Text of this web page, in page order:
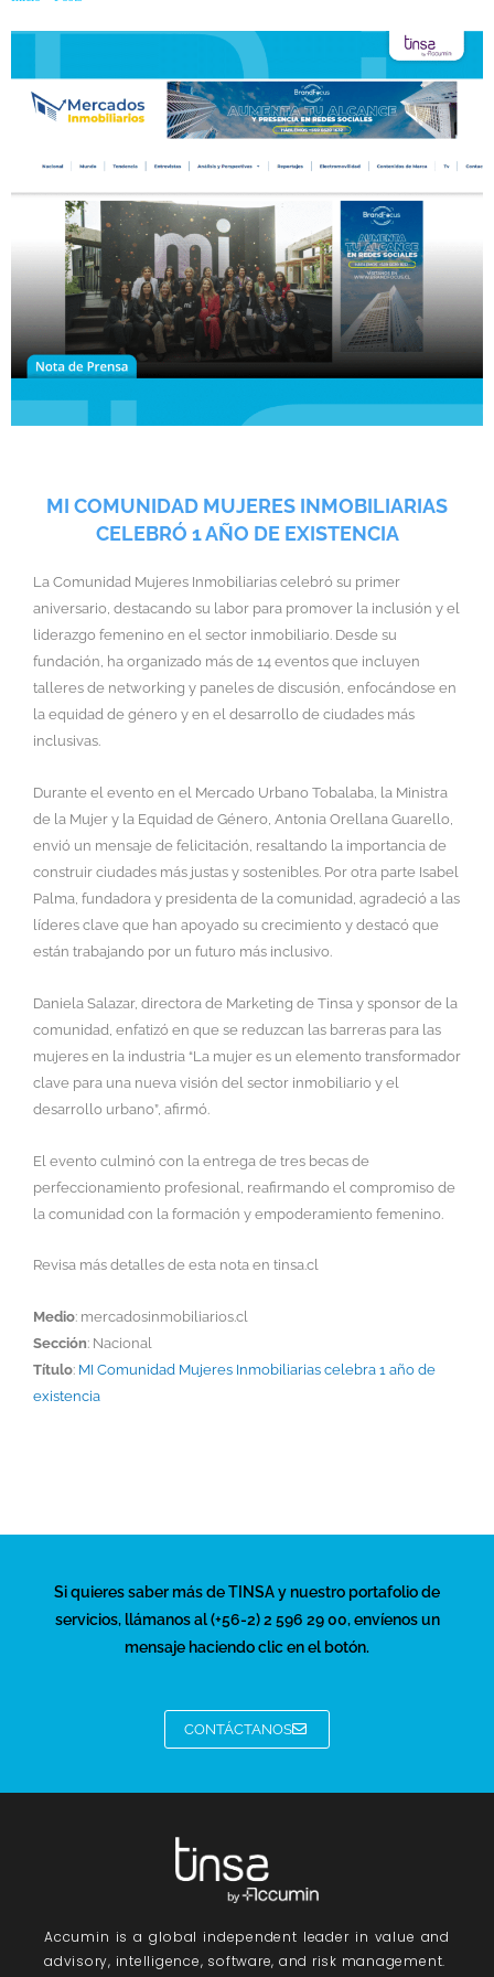
MI COMUNIDAD MUJERES INMOBILIARIAS
CELEBRÓ 1 AÑO DE EXISTENCIA
La Comunidad Mujeres Inmobiliarias celebró su primer
aniversario, destacando su labor para promover la inclusión y el
liderazgo femenino en el sector inmobiliario. Desde su
fundación, ha organizado más de 14 eventos que incluyen
talleres de networking y paneles de discusión, enfocándose en
la equidad de género y en el desarrollo de ciudades más
inclusivas.
Durante el evento en el Mercado Urbano Tobalaba, la Ministra
de la Mujer y la Equidad de Género, Antonia Orellana Guarello,
envió un mensaje de felicitación, resaltando la importancia de
construir ciudades más justas y sostenibles. Por otra parte Isabel
Palma, fundadora y presidenta de la comunidad, agradeció a las
líderes clave que han apoyado su crecimiento y destacó que
están trabajando por un futuro más inclusivo.
Daniela Salazar, directora de Marketing de Tinsa y sponsor de la
comunidad, enfatizó en que se reduzcan las barreras para las
mujeres en la industria “La mujer es un elemento transformador
clave para una nueva visión del sector inmobiliario y el
desarrollo urbano”, afirmó.
El evento culminó con la entrega de tres becas de
perfeccionamiento profesional, reafirmando el compromiso de
la comunidad con la formación y empoderamiento femenino.
Revisa más detalles de esta nota en tinsa.cl
Medio: mercadosinmobiliarios.cl
Sección: Nacional
Título: MI Comunidad Mujeres Inmobiliarias celebra 1 año de
existencia
Si quieres saber más de TINSA y nuestro portafolio de
servicios, llámanos al (+56-2) 2 596 29 00, envíenos un
mensaje haciendo clic en el botón.
CONTÁCTANOS
Accumin is a global independent leader in value and
advisory, intelligence, software, and risk management.